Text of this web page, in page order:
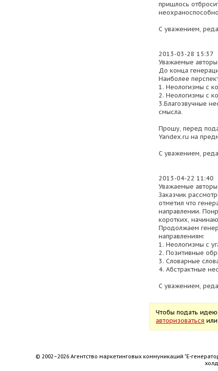
пришлось
С уважением,
2013-03-28 15:37
Уважаемые
До конца
Наиболее
1. Неологизмы с
2. Неологизмы с
3.Благозвучные
смысла.
Прошу, перед
Yandex.ru на
С уважением,
2013-04-22 11:40
Уважаемые
Заказчик
отметил что
направлении.
коротких,
Продолжаем
направлениям:
1. Неологизмы с
2. Позитивные
3. Словарные
4. Абстрактные
С уважением,
Чтобы подать
авторизоваться
© 2002–2026 Агентство маркетинговых коммуникаций "Е-